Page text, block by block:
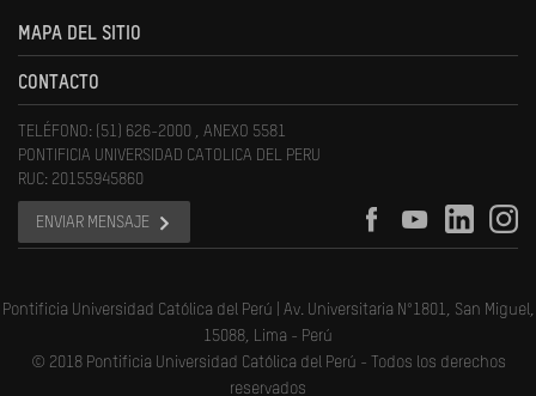
MAPA DEL SITIO
CONTACTO
TELÉFONO: (51) 626-2000 , ANEXO 5581
PONTIFICIA UNIVERSIDAD CATOLICA DEL PERU
RUC: 20155945860
ENVIAR MENSAJE
Pontificia Universidad Católica del Perú | Av. Universitaria N°1801, San Miguel,
15088, Lima - Perú
© 2018 Pontificia Universidad Católica del Perú - Todos los derechos
reservados